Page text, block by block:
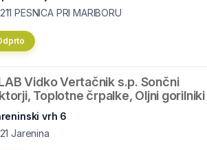
PESNICA PRI MARIBORU
Vidko Vertačnik s.p. Sončni
Toplotne črpalke, Oljni gorilniki
vrh 6
Jarenina